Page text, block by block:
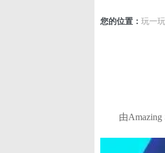
您的位置： 玩一玩
由